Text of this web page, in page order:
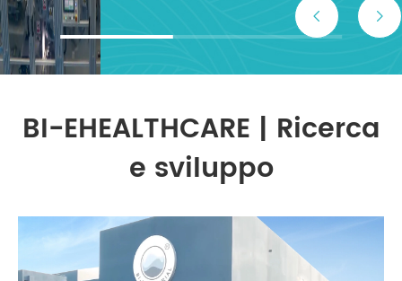
 
BI-EHEALTHCARE | Ricerca
e sviluppo